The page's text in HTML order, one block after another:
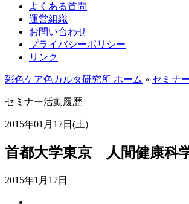
よくある質問
運営組織
お問い合わせ
プライバシーポリシー
リンク
彩色ケア色カルタ研究所 ホーム » セミナ
セミナー活動履歴
2015年01月17日(土)
首都大学東京 人間健康科
2015年1月17日